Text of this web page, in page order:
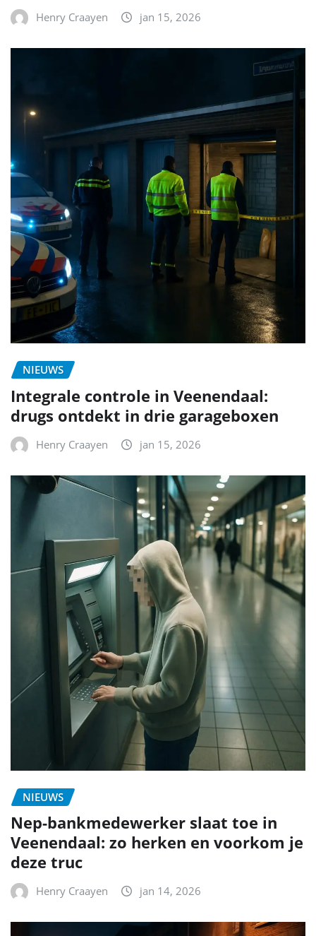
Henry Craayen jan 15, 2026
NIEUWS
Integrale controle in Veenendaal:
drugs ontdekt in drie garageboxen
Henry Craayen jan 15, 2026
NIEUWS
Nep-bankmedewerker slaat toe in
Veenendaal: zo herken en voorkom je
deze truc
Henry Craayen jan 14, 2026